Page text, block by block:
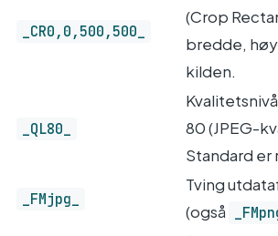
_CR0,0,500,500_
(Crop
bredde,
kilden.
_QL80_
80 (JPEG-
Standard er
_FMjpg_
Tving
(også